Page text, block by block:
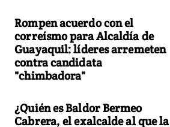
Rompen acuerdo con el
correísmo para Alcaldía de
Guayaquil: líderes arremeten
contra candidata
"chimbadora"
¿Quién es Baldor Bermeo
Cabrera, el exalcalde al que la